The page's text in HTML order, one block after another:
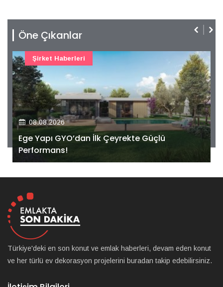
Öne Çıkanlar
08.08.2026
Ege Yapı GYO’dan İlk Çeyrekte Güçlü
Performans!
Şirket Haberleri
Türkiye'deki en son konut ve emlak haberleri, devam eden konut
ve her türlü ev dekorasyon projelerini buradan takip edebilirsiniz.